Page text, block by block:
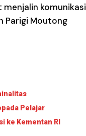
menjalin komunikasi
Parigi Moutong
Pelajar
ke Kementan RI